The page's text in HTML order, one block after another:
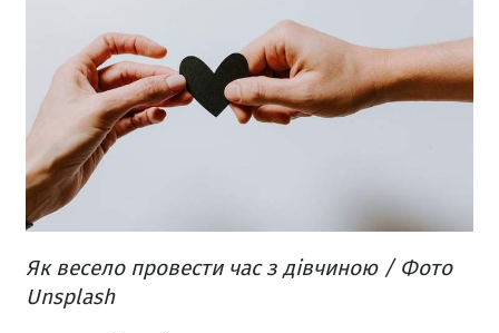
Як весело провести час з дівчиною / Фото
Unsplash